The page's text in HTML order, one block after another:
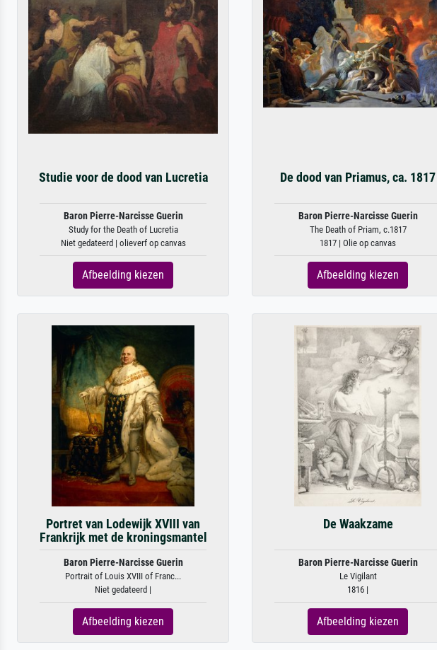
Studie voor de dood van Lucretia
Baron Pierre-Narcisse Guerin
Study for the Death of Lucretia
Niet gedateerd | olieverf op canvas
Afbeelding kiezen
De dood van Priamus, ca. 1817
Baron Pierre-Narcisse Guerin
The Death of Priam, c.1817
1817 | Olie op canvas
Afbeelding kiezen
Portret van Lodewijk XVIII van
Frankrijk met de kroningsmantel
Baron Pierre-Narcisse Guerin
Portrait of Louis XVIII of Franc...
Niet gedateerd |
Afbeelding kiezen
De Waakzame
Baron Pierre-Narcisse Guerin
Le Vigilant
1816 |
Afbeelding kiezen